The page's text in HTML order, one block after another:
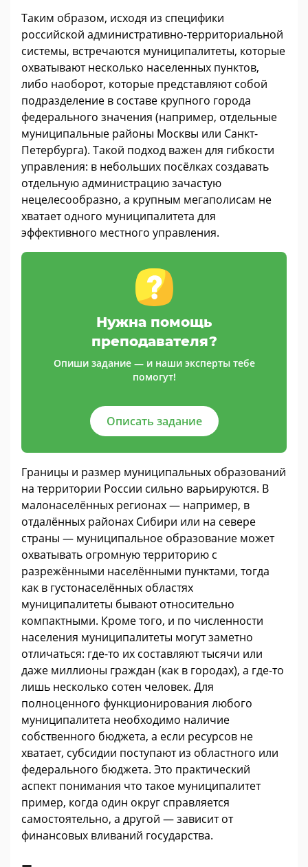
Таким образом, исходя из специфики
российской административно-территориальной
системы, встречаются муниципалитеты, которые
охватывают несколько населенных пунктов,
либо наоборот, которые представляют собой
подразделение в составе крупного города
федерального значения (например, отдельные
муниципальные районы Москвы или Санкт-
Петербурга). Такой подход важен для гибкости
управления: в небольших посёлках создавать
отдельную администрацию зачастую
нецелесообразно, а крупным мегаполисам не
хватает одного муниципалитета для
эффективного местного управления.
Нужна помощь
преподавателя?
Опиши задание — и наши эксперты тебе
помогут!
Описать задание
Границы и размер муниципальных образований
на территории России сильно варьируются. В
малонаселённых регионах — например, в
отдалённых районах Сибири или на севере
страны — муниципальное образование может
охватывать огромную территорию с
разрежёнными населёнными пунктами, тогда
как в густонаселённых областях
муниципалитеты бывают относительно
компактными. Кроме того, и по численности
населения муниципалитеты могут заметно
отличаться: где-то их составляют тысячи или
даже миллионы граждан (как в городах), а где-то
лишь несколько сотен человек. Для
полноценного функционирования любого
муниципалитета необходимо наличие
собственного бюджета, а если ресурсов не
хватает, субсидии поступают из областного или
федерального бюджета. Это практический
аспект понимания что такое муниципалитет
пример, когда один округ справляется
самостоятельно, а другой — зависит от
финансовых вливаний государства.